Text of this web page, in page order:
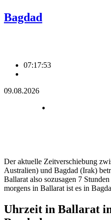
Bagdad
07:17:53
09.08.2026
Der aktuelle Zeitverschiebung
Australien) und Bagdad (Irak)
Ballarat also sozusagen 7
morgens in Ballarat ist es in
Uhrzeit in Ballarat